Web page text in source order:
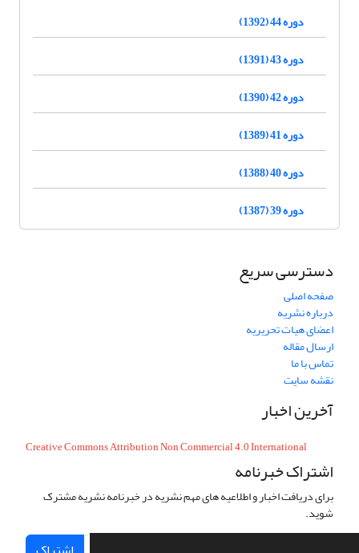
دوره 44 (1392)
دوره 43 (1391)
دوره 42 (1390)
دوره 41 (1389)
دوره 40 (1388)
دوره 39 (1387)
دسترسی سریع
صفحه اصلی
درباره نشریه
اعضای هیات تحریریه
ارسال مقاله
تماس با ما
نقشه سایت
آخرین اخبار
Creative Commons Attribution Non Commercial 4.0 International
اشتراک خبرنامه
برای دریافت اخبار و اطلاعیه های مهم نشریه در خبرنامه نشریه مشترک
شوید.